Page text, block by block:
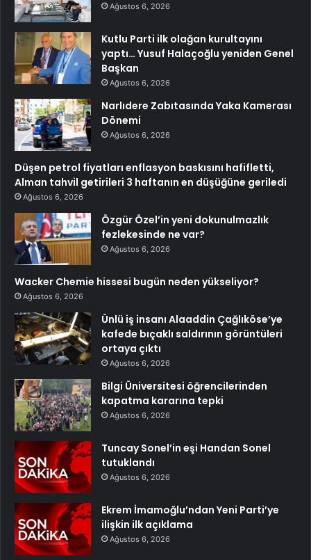
Ağustos 6, 2026
Kutlu Parti ilk olağan kurultayını
yaptı… Yusuf Halaçoğlu yeniden Genel
Başkan
Ağustos 6, 2026
Narlıdere Zabıtasında Yaka Kamerası
Dönemi
Ağustos 6, 2026
Düşen petrol fiyatları enflasyon baskısını hafifletti,
Alman tahvil getirileri 3 haftanın en düşüğüne geriledi
Ağustos 6, 2026
Özgür Özel’in yeni dokunulmazlık
fezlekesinde ne var?
Ağustos 6, 2026
Wacker Chemie hissesi bugün neden yükseliyor?
Ağustos 6, 2026
Ünlü iş insanı Alaaddin Çağlıköse’ye
kafede bıçaklı saldırının görüntüleri
ortaya çıktı
Ağustos 6, 2026
Bilgi Üniversitesi öğrencilerinden
kapatma kararına tepki
Ağustos 6, 2026
Tuncay Sonel’in eşi Handan Sonel
tutuklandı
Ağustos 6, 2026
Ekrem İmamoğlu’ndan Yeni Parti’ye
ilişkin ilk açıklama
Ağustos 6, 2026